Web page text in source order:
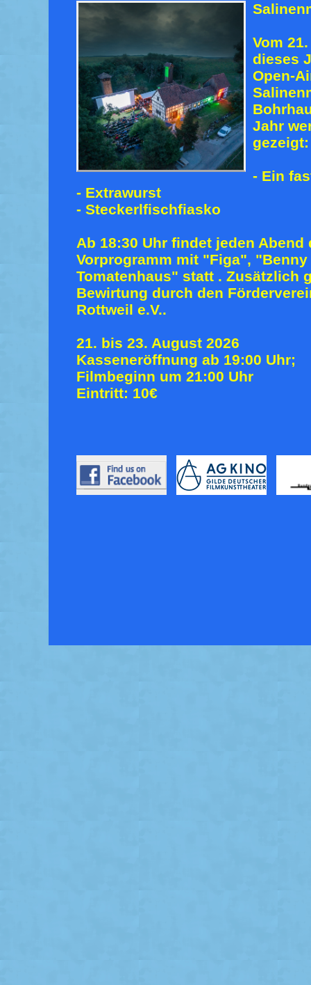
Vom
dieses
Open-
Jahr
gezeigt:
- Ein
- Extrawurst
- Steckerlfischfiasko
Ab 18:30 Uhr findet jeden
Vorprogramm mit "Figa",
Tomatenhaus" statt . Zusätzlich
Bewirtung durch den
Rottweil e.V..
21. bis 23. August 2026
Kasseneröffnung ab 19:00 Uhr;
Filmbeginn um 21:00 Uhr
Eintritt: 10€